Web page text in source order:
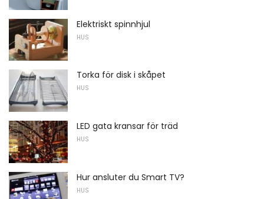
Elektriskt spinnhjul
HUS
Torka för disk i skåpet
HUS
LED gata kransar för träd
HUS
Hur ansluter du Smart TV?
HUS